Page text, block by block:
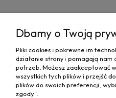
Moje konto
Płatności i dostawa
Informacje
Dbamy o Twoją
Pliki cookies i pokrewne im
działanie strony i pomagają
potrzeb. Możesz zaakceptować
wszystkich tych plików i przejść
plików do swoich preferencji,
zgody".